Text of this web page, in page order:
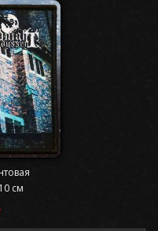
см